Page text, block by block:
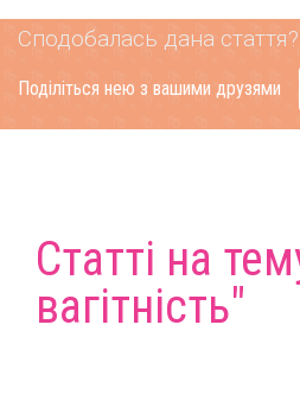
Сподобалась дана стаття?
Поділіться нею з вашими друзями
Статті на
вагітність"